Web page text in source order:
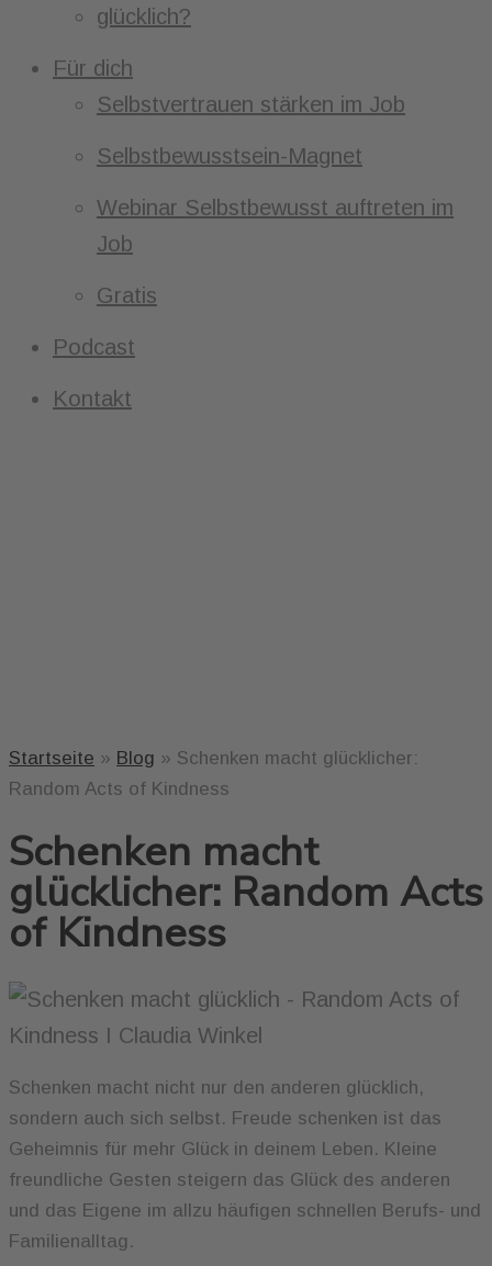
glücklich?
Für dich
Selbstvertrauen stärken im Job
Selbstbewusstsein-Magnet
Webinar Selbstbewusst auftreten im
Job
Gratis
Podcast
Kontakt
Startseite » Blog » Schenken macht glücklicher:
Random Acts of Kindness
Schenken macht
glücklicher: Random Acts
of Kindness
Schenken macht nicht nur den anderen glücklich,
sondern auch sich selbst. Freude schenken ist das
Geheimnis für mehr Glück in deinem Leben. Kleine
freundliche Gesten steigern das Glück des anderen
und das Eigene im allzu häufigen schnellen Berufs- und
Familienalltag.